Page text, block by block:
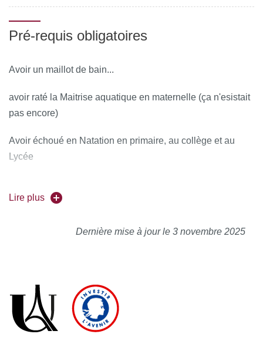
Pré-requis obligatoires
Avoir un maillot de bain...
avoir raté la Maitrise aquatique en maternelle (ça n'esistait
pas encore)
Avoir échoué en Natation en primaire, au collège et au
Lycée
Lire plus
Dernière mise à jour le 3 novembre 2025